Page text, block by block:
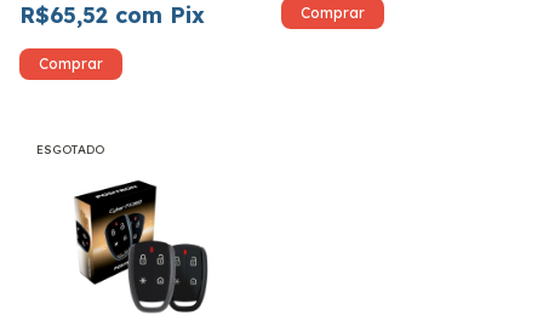
R$65,52 com Pix
ESGOTADO